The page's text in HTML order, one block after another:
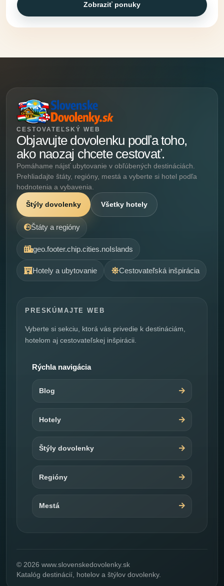
Zobraziť ponuky
CESTOVATEĽSKÝ WEB
Objavujte dovolenku podľa toho,
ako naozaj chcete cestovať.
Pomáhame nájsť ubytovanie v obľúbených destináciách.
Prehliadajte štáty, regióny, mestá a vyberte si hotel podľa
hodnotenia a vybavenia.
Štýly dovolenky Všetky hotely
Štáty a regióny
geo.footer.chip.cities.noIslands
Hotely a ubytovanie Cestovateľská inšpirácia
PRESKÚMAJTE WEB
Vyberte si sekciu, ktorá vás privedie k destináciám,
hotelom aj cestovateľskej inšpirácii.
Rýchla navigácia
Blog
Hotely
Štýly dovolenky
Regióny
Mestá
© 2026 www.slovenskedovolenky.sk
Katalóg destinácií, hotelov a štýlov dovolenky.